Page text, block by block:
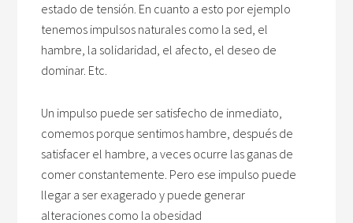
estado de tensión. En cuanto a esto por ejemplo
tenemos impulsos naturales como la sed, el
hambre, la solidaridad, el afecto, el deseo de
dominar. Etc.
Un impulso puede ser satisfecho de inmediato,
comemos porque sentimos hambre, después de
satisfacer el hambre, a veces ocurre las ganas de
comer constantemente. Pero ese impulso puede
llegar a ser exagerado y puede generar
alteraciones como la obesidad